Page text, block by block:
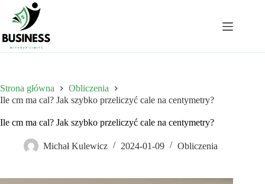
Przejdź
treści
Strona główna
Obliczenia
Ile cm ma cal? Jak szybko przeliczyć cale na centymetry?
Ile cm ma cal? Jak szybko przeliczyć cale na centymetry?
Michał Kulewicz 2024-01-09 Obliczenia